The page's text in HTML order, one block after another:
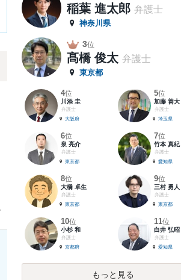
稲葉 進太郎 弁護士
神奈川県
3位
髙橋 俊太 弁護士
東京都
4位
川添 圭
弁護士
大阪府
5位
加藤 善大
弁護士
埼玉県
6位
泉 亮介
弁護士
東京都
7位
竹本 真紀
弁護士
愛知県
8位
大橋 卓生
弁護士
東京都
9位
三村 勇人
弁護士
東京都
10位
小杉 和
弁護士
京都府
11位
白井 弘昭
弁護士
愛知県
もっと見る